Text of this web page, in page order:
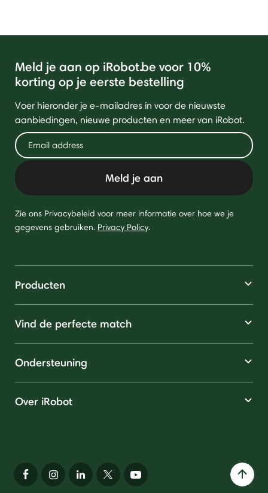
Meld je aan op iRobot.be voor 10%
korting op je eerste bestelling
Voer hieronder je e-mailadres in voor de nieuwste
aanbiedingen, nieuwe producten en meer van iRobot.
Meld je aan
Zie ons Privacybeleid voor meer informatie over hoe we je
gegevens gebruiken. Privacy Policy.
Producten
Vind de perfecte match
Ondersteuning
Over iRobot